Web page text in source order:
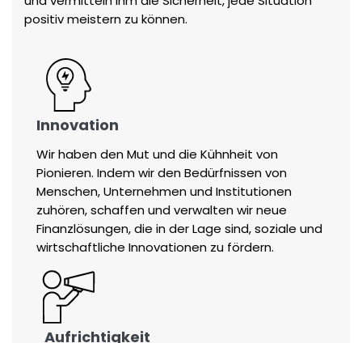
positiv meistern zu können.
Innovation
Wir haben den Mut und die Kühnheit von
Pionieren. Indem wir den Bedürfnissen von
Menschen, Unternehmen und Institutionen
zuhören, schaffen und verwalten wir neue
Finanzlösungen, die in der Lage sind, soziale und
wirtschaftliche Innovationen zu fördern.
Aufrichtigkeit